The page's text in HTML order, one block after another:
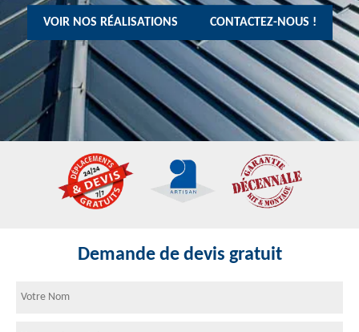
VOIR NOS RÉALISATIONS CONTACTEZ-NOUS !
Demande de devis gratuit